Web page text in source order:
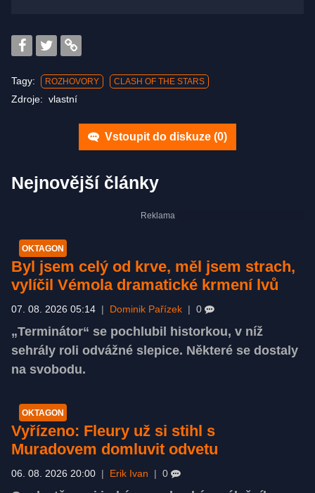
Tagy: ROZHOVORY CLASH OF THE STARS
Zdroje: vlastní
Vstoupit do diskuze (0)
Nejnovější články
OKTAGON
Byl jsem celý od krve, měl jsem strach,
vylíčil Vémola dramatické krmení lvů
07. 08. 2026 05:14 | Dominik Pařízek | 0
„Terminátor“ se pochlubil historkou, v níž
sehrály roli odvážné slepice. Některé se dostaly
na svobodu.
OKTAGON
Vyřízeno: Fleury už si stihl s
Muradovem domluvit odvetu
06. 08. 2026 20:00 | Erik Ivan | 0